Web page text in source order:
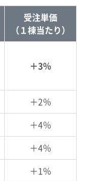
受注単価
（１棟当たり）
＋3％
＋2％
＋4％
＋4％
＋1％